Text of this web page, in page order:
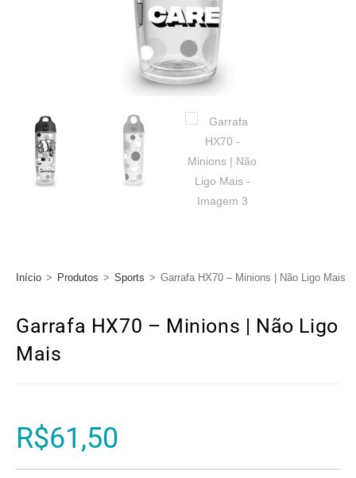
Início > Produtos > Sports > Garrafa HX70 – Minions | Não Ligo Mais
Garrafa HX70 – Minions | Não Ligo
Mais
R$61,50